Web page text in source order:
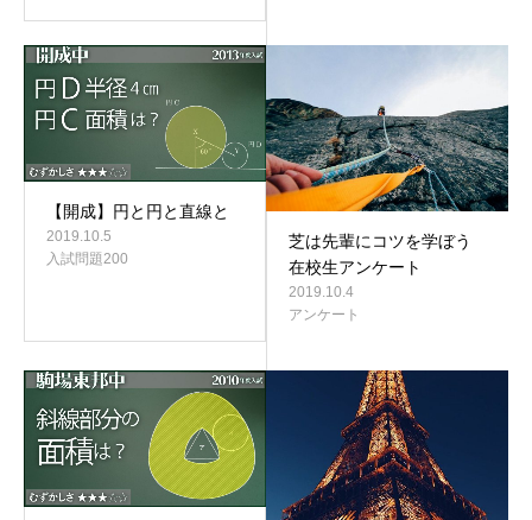
【開成】円と円と直線と
2019.10.5
入試問題200
芝は先輩にコツを学ぼう
在校生アンケート
2019.10.4
アンケート